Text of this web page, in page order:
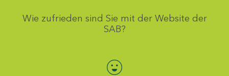
Wie zufrieden sind Sie mit der Website der
SAB?
Bewertung auswählen